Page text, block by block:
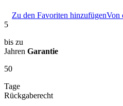
Zu den Favoriten hinzufügenVon
5
bis zu
Jahren Garantie
50
Tage
Rückgaberecht